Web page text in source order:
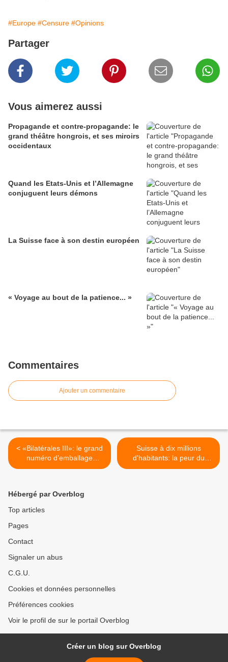
#Europe #Censure #Opinions
Partager
Vous aimerez aussi
Propagande et contre-propagande: le
grand théâtre hongrois, et ses miroirs
occidentaux
Quand les Etats-Unis et l’Allemagne
conjuguent leurs démons
La Suisse face à son destin européen
« Voyage au bout de la patience... »
Commentaires
Ajouter un commentaire
< «Bilatérales III»: le grand
numéro d’emballage
d’EconomieSuisse
Suisse à dix millions
d'habitants: la peur du
manque face au déni du
Hébergé par Overblog
Top articles
Pages
Contact
Signaler un abus
C.G.U.
Cookies et données personnelles
Préférences cookies
Voir le profil de sur le portail Overblog
Créer un blog sur Overblog